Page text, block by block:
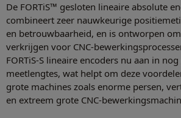
De FORTiS™ gesloten lineaire absolute
combineert zeer nauwkeurige
en betrouwbaarheid, en is ontworpen
verkrijgen voor CNC-
FORTiS-S lineaire encoders nu aan in
meetlengtes, wat helpt om deze
grote machines zoals enorme persen,
en extreem grote CNC-